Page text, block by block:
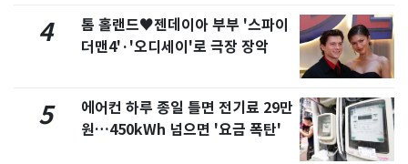
4
톰 홀랜드♥젠데이아 부부 '스파이
더맨4'·'오디세이'로 극장 장악
5
에어컨 하루 종일 틀면 전기료 29만
원…450kWh 넘으면 '요금 폭탄'